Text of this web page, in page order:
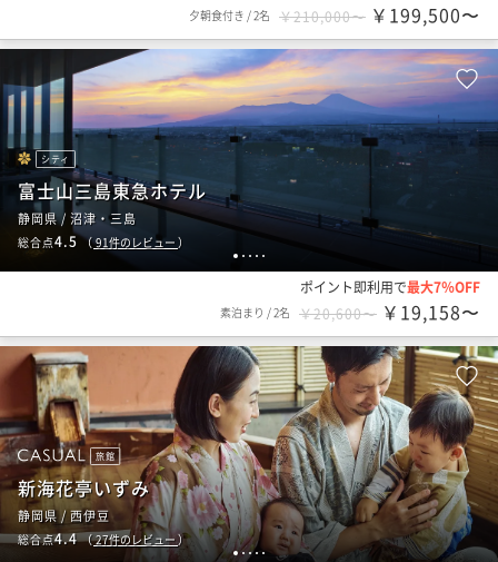
夕朝食付き /2名 ￥210,000〜 ￥199,500〜
1 2 3 4 5
シティ
富士山三島東急ホテル
静岡県 / 沼津・三島
総合点4.5 （91件のレビュー ）
ポイント即利用で最大7％OFF
素泊まり /2名 ￥20,600〜 ￥19,158〜
12 34 5
旅館
新海花亭いずみ
静岡県 / 西伊豆
総合点4.4（27件のレビュー）